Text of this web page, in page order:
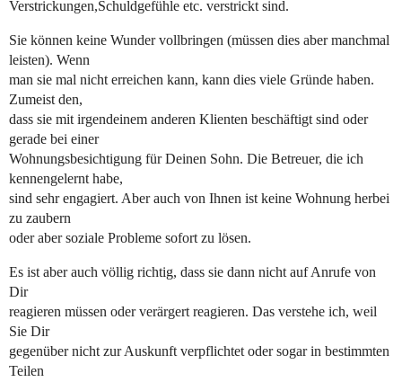
Verstrickungen,Schuldgefühle etc. verstrickt sind.
Sie können keine Wunder vollbringen (müssen dies aber manchmal
leisten). Wenn
man sie mal nicht erreichen kann, kann dies viele Gründe haben.
Zumeist den,
dass sie mit irgendeinem anderen Klienten beschäftigt sind oder
gerade bei einer
Wohnungsbesichtigung für Deinen Sohn. Die Betreuer, die ich
kennengelernt habe,
sind sehr engagiert. Aber auch von Ihnen ist keine Wohnung herbei
zu zaubern
oder aber soziale Probleme sofort zu lösen.
Es ist aber auch völlig richtig, dass sie dann nicht auf Anrufe von
Dir
reagieren müssen oder verärgert reagieren. Das verstehe ich, weil
Sie Dir
gegenüber nicht zur Auskunft verpflichtet oder sogar in bestimmten
Teilen